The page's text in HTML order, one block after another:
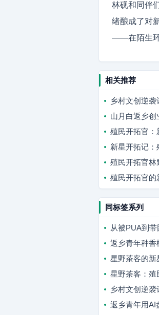
林砚和同伴
绪酿成了对
——在陌生环
相关推荐
乡村文创逆
山月白返乡
殖民开拓官：
新星开拓记
殖民开拓官林
殖民开拓官的
同标签系列
从被PUA到
返乡青年种香
星野茶客的新
星野茶客：殖
乡村文创逆
返乡青年用AI